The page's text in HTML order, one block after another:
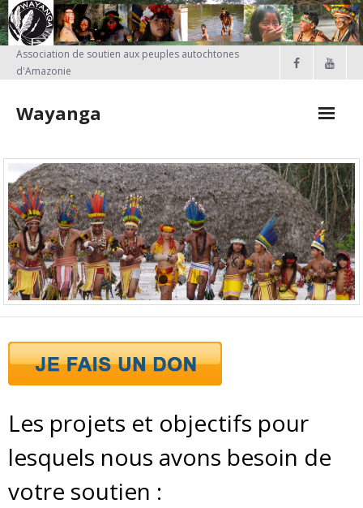
Skip
to
content
Association de soutien aux peuples autochtones
d'Amazonie
Wayanga
FAIRE UN DON
Qui sommes-nous?
Nos projets
- PROJETS EN COURS
- Projet Kayapo
Emilie BARRUCAND
REJOIGNEZ-NOUS !
VIDEOS et MEDIAS
Les projets et objectifs pour
lesquels nous avons besoin de
votre soutien :